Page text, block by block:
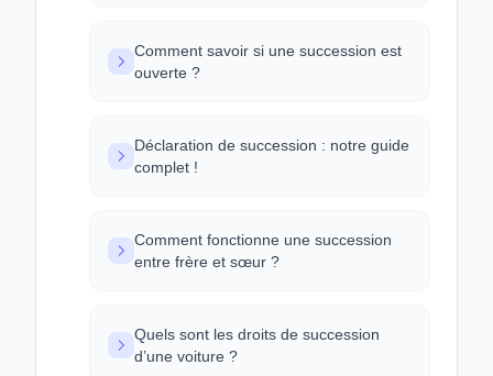
Comment savoir si une succession est
ouverte ?
Déclaration de succession : notre guide
complet !
Comment fonctionne une succession
entre frère et sœur ?
Quels sont les droits de succession
d’une voiture ?